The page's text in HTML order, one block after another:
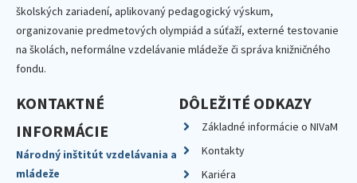
školských zariadení, aplikovaný pedagogický výskum,
organizovanie predmetových olympiád a súťaží, externé testovanie
na školách, neformálne vzdelávanie mládeže či správa knižničného
fondu.
KONTAKTNÉ
INFORMÁCIE
Národný inštitút vzdelávania a
mládeže
DÔLEŽITÉ ODKAZY
Základné informácie o NIVaM
Kontakty
Kariéra